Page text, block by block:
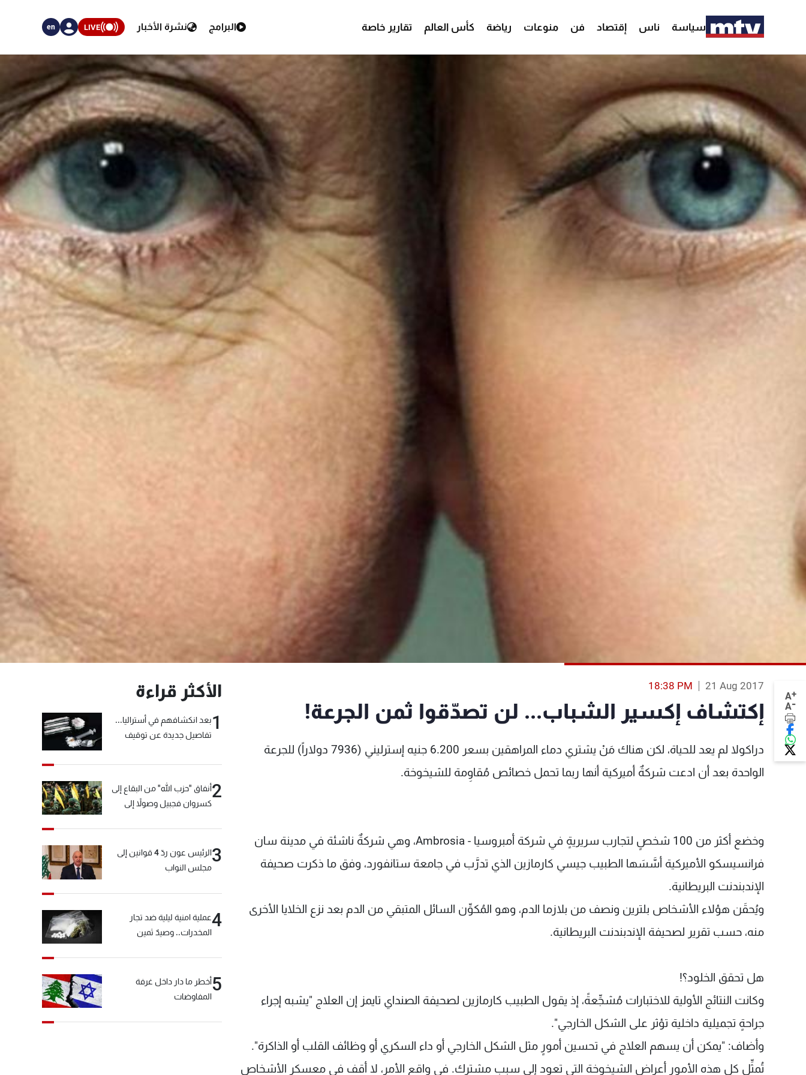
سياسة ناس إقتصاد فن منوعات رياضة كأس العالم تقارير خاصة البرامج نشرة الأخبار LIVE
en
A+
A-
21 Aug 2017
18:38 PM
إكتشاف إكسير الشباب... لن تصدّقوا ثمن الجرعة!
دراكولا لم يعد للحياة، لكن هناك مَنْ يشتري دماء المراهقين بسعر 6.200 جنيه إسترليني (7936 دولاراً) للجرعة
الواحدة بعد أن ادعت شركةٌ أميركية أنها ربما تحمل خصائص مُقاوِمة للشيخوخة.
وخضع أكثر من 100 شخصٍ لتجارب سريريةٍ في شركة أمبروسيا - Ambrosia، وهي شركةٌ ناشئة في مدينة سان
فرانسيسكو الأميركية أسَّسَها الطبيب جيسي كارمازين الذي تدرَّب في جامعة ستانفورد، وفق ما ذكرت صحيفة
الإندبندنت البريطانية.
ويُحقَن هؤلاء الأشخاص بلترين ونصف من بلازما الدم، وهو المُكوِّن السائل المتبقي من الدم بعد نزع الخلايا الأخرى
منه، حسب تقرير لصحيفة الإندبندنت البريطانية.
هل تحقق الخلود؟!
وكانت النتائج الأولية للاختبارات مُشجِّعةً، إذ يقول الطبيب كارمازين لصحيفة الصنداي تايمز إن العلاج "يشبه إجراء
جراحةٍ تجميلية داخلية تؤثر على الشكل الخارجي".
وأضاف: "يمكن أن يسهم العلاج في تحسين أمورٍ مثل الشكل الخارجي أو داء السكري أو وظائف القلب أو الذاكرة".
تُمثِّل كل هذه الأمور أعراض الشيخوخة التي تعود إلى سببٍ مشترك. في واقع الأمر، لا أقف في معسكر الأشخاص
الأكثر قراءة
1بعد انكشافهم في أستراليا...
تفاصيل جديدة عن توقيف
2أنفاق "حزب الله" من البقاع إلى
كسروان فجبيل وصولاً إلى
3
الرئيس عون ردّ 4 قوانين إلى
مجلس النواب
4عملية امنية ليلية ضد تجار
المخدرات.. وصيدٌ ثمين
5أخطر ما دار داخل غرفة
المفاوضات